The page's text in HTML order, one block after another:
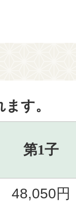
す。
第1子
48,050円